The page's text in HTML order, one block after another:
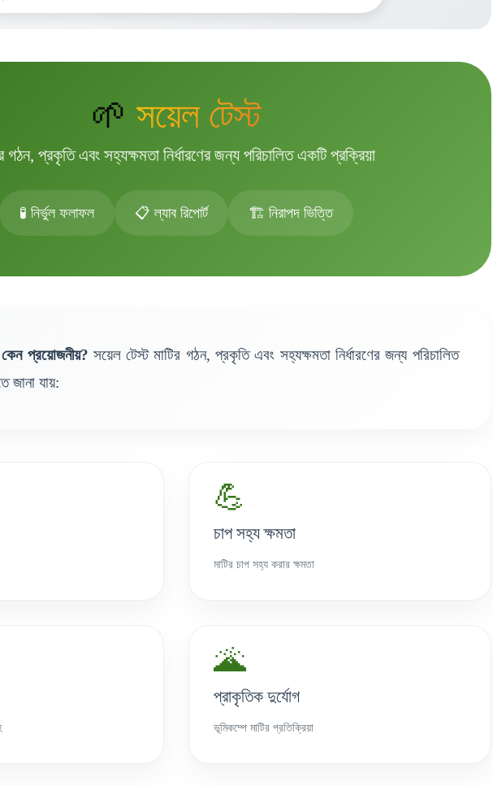
🌱 সয়েল টেস্ট
গঠন, প্রকৃতি এবং সহ্যক্ষমতা নির্ধারণের জন্য পরিচালিত একটি প্রক্রিয়া
🧪 নির্ভুল ফলাফল 📋 ল্যাব রিপোর্ট 🏗️ নিরাপদ ভিত্তি
প্রয়োজনীয়? সয়েল টেস্ট মাটির গঠন, প্রকৃতি এবং সহ্যক্ষমতা নির্ধারণের জন্য পরিচালিত
জানা যায়:
💪
চাপ সহ্য ক্ষমতা
মাটির চাপ সহ্য করার ক্ষমতা
🌋
প্রাকৃতিক দুর্যোগ
ভূমিকম্পে মাটির প্রতিক্রিয়া